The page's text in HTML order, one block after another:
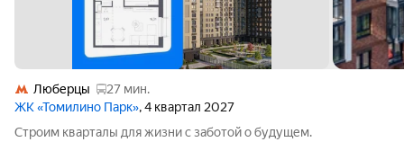
Люберцы
27 мин.
ЖК «Томилино Парк», 4 квартал 2027
Строим кварталы для жизни с заботой о будущем.